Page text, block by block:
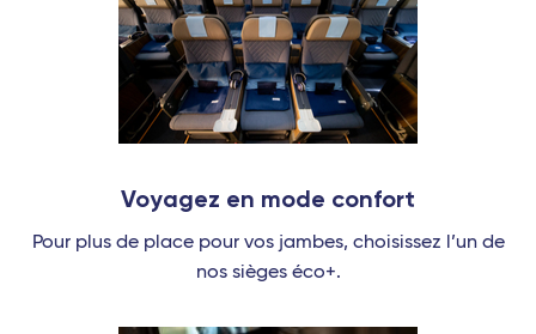
Voyagez en mode confort
Pour plus de place pour vos jambes, choisissez l’un de
nos sièges éco+.